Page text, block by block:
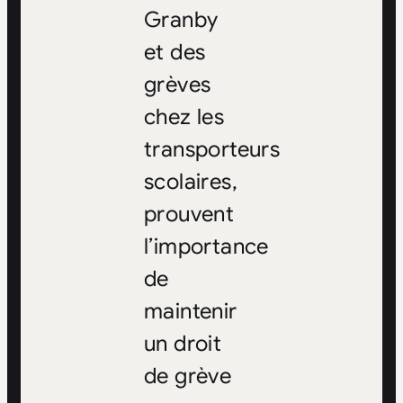
Granby
et des
grèves
chez les
transporteurs
scolaires,
prouvent
l’importance
de
maintenir
un droit
de grève